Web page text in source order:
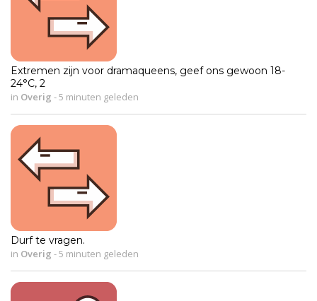
Extremen zijn voor dramaqueens, geef ons gewoon 18-
24°C, 2
in Overig -5 minuten geleden
Durf te vragen.
in Overig -5 minuten geleden